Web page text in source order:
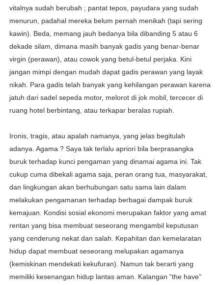
vitalnya sudah berubah ; pantat tepos, payudara yang sudah
menurun, padahal mereka belum pernah menikah (tapi sering
kawin). Beda, memang jauh bedanya bila dibanding 5 atau 6
dekade silam, dimana masih banyak gadis yang benar-benar
virgin (perawan), atau cowok yang betul-betul perjaka. Kini
jangan mimpi dengan mudah dapat gadis perawan yang layak
nikah. Para gadis telah banyak yang kehilangan perawan karena
jatuh dari sadel sepeda motor, melorot di jok mobil, tercecer di
ruang hotel berbintang, atau terkapar beralas rupiah.
Ironis, tragis, atau apalah namanya, yang jelas begitulah
adanya. Agama ? Saya tak terlalu apriori bila berprasangka
buruk terhadap kunci pengaman yang dinamai agama ini. Tak
cukup cuma dibekali agama saja, peran orang tua, masyarakat,
dan lingkungan akan berhubungan satu sama lain dalam
melakukan pengamanan terhadap berbagai dampak buruk
kemajuan. Kondisi sosial ekonomi merupakan faktor yang amat
rentan yang bisa membuat seseorang mengambil keputusan
yang cenderung nekat dan salah. Kepahitan dan kemelaratan
hidup dapat membuat seseorang melupakan agamanya
(kemiskinan mendekati kekufuran). Namun tak berarti yang
memiliki kesenangan hidup lantas aman. Kalangan “the have”